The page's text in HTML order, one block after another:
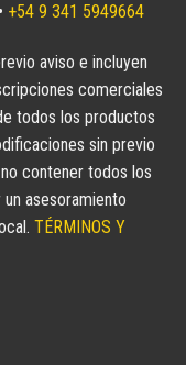
+54 9 341 5949664
aviso e incluyen
comerciales
todos los productos
sin previo
contener todos los
asesoramiento
TÉRMINOS Y